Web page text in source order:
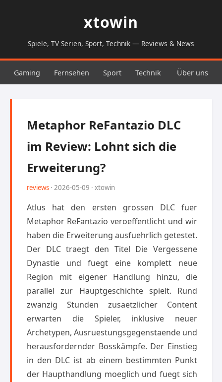
xtowin
Spiele, TV Serien, Sport, Technik — Reviews & News
Gaming Fernsehen Sport Technik Über uns
Metaphor ReFantazio DLC
im Review: Lohnt sich die
Erweiterung?
reviews · 2026-05-09 · xtowin
Atlus hat den ersten grossen DLC fuer
Metaphor ReFantazio veroeffentlicht und wir
haben die Erweiterung ausfuehrlich getestet.
Der DLC traegt den Titel Die Vergessene
Dynastie und fuegt eine komplett neue
Region mit eigener Handlung hinzu, die
parallel zur Hauptgeschichte spielt. Rund
zwanzig Stunden zusaetzlicher Content
erwarten die Spieler, inklusive neuer
Archetypen, Ausruestungsgegenstaende und
herausfordernder Bosskämpfe. Der Einstieg
in den DLC ist ab einem bestimmten Punkt
der Haupthandlung moeglich und fuegt sich